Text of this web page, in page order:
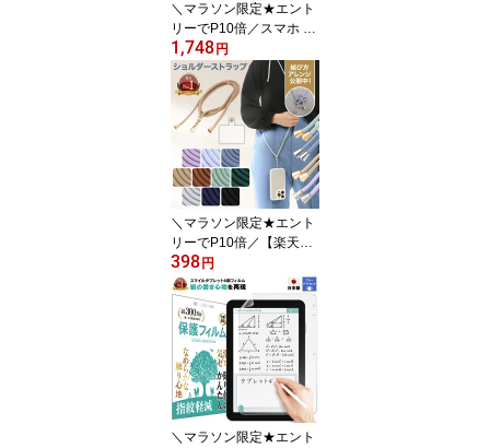
＼マラソン限定★エント
リーでP10倍／スマホ 防
水ケース お風呂 マグネ
ット 付き 壁掛け 置き型
2WAY プール 海 6.8イン
チまで 5色 | 風呂 風呂用
スタンド 防水 防滴 壁掛
け カバー 衝撃 アウトド
ア 頑丈 防塵 釣り
1,748 円
＼マラソン限定★エント
リーでP10倍／【楽天1
位】 スマホ ショルダー
ストラップ 10色 iphone
16 iphone15 15 android
全機種対応 | 携帯 スマホ
肩掛け 挟むだけ 可愛い
長さ調節 アイフォン 高
見え おしゃれ 頑丈 紐
398 円
＼マラソン限定★エント